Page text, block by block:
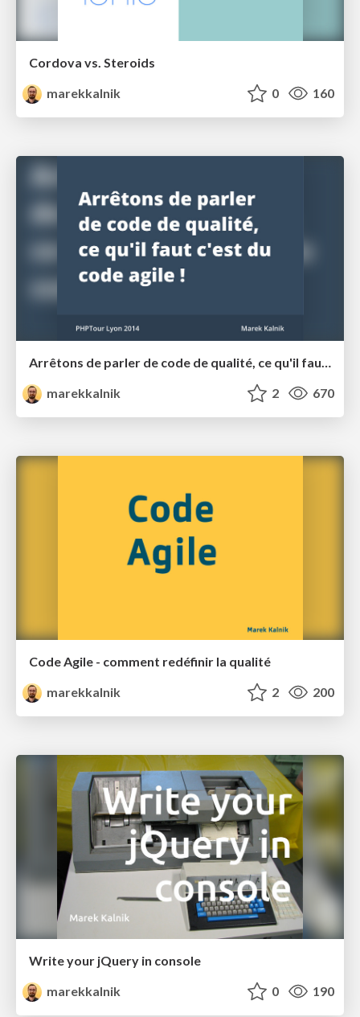
Cordova vs. Steroids
marekkalnik
0 160
marekkalnik
2 670
Code Agile - comment redéfinir la qualité
marekkalnik
2 200
Write your jQuery in console
marekkalnik
0 190